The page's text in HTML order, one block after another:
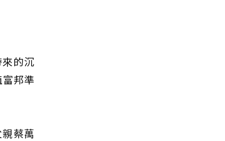
的沉
邦準
蔡萬